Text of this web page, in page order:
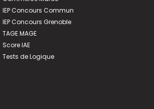
IEP Concours Commun
IEP Concours Grenoble
TAGE MAGE
Score IAE
Tests de Logique